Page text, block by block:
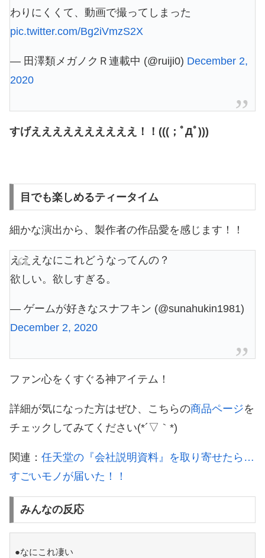
わりにくくて、動画で撮ってしまった
pic.twitter.com/Bg2iVmzS2X
— 田澤類メガノクＲ連載中 (@ruiji0) December 2,
2020
すげええええええええええ！！(((；ﾟДﾟ)))
目でも楽しめるティータイム
細かな演出から、製作者の作品愛を感じます！！
えええなにこれどうなってんの？
欲しい。欲しすぎる。
— ゲームが好きなスナフキン (@sunahukin1981)
December 2, 2020
ファン心をくすぐる神アイテム！
詳細が気になった方はぜひ、こちらの商品ページを
チェックしてみてください(*´▽｀*)
関連： 任天堂の『会社説明資料』を取り寄せたら…
すごいモノが届いた！！
みんなの反応
●なにこれ凄い